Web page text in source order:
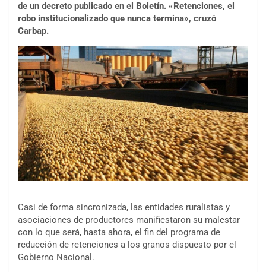
de un decreto publicado en el Boletín. «Retenciones, el
robo institucionalizado que nunca termina», cruzó
Carbap.
Casi de forma sincronizada, las entidades ruralistas y
asociaciones de productores manifiestaron su malestar
con lo que será, hasta ahora, el fin del programa de
reducción de retenciones a los granos dispuesto por el
Gobierno Nacional.